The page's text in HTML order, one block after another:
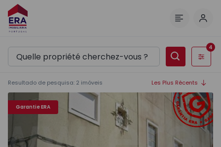
Filtres
4
Resultado de pesquisa: 2 imóveis Les Plus Récents
Garantie ERA
Appartement T2 Barreiro, Lavradio / Centro de Saúde -